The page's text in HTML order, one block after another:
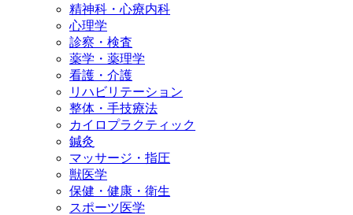
精神科・心療内科
心理学
診察・検査
薬学・薬理学
看護・介護
リハビリテーション
整体・手技療法
カイロプラクティック
鍼灸
マッサージ・指圧
獣医学
保健・健康・衛生
スポーツ医学